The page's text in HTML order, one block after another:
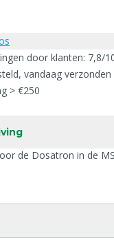
door klanten: 7,8/
vandaag verzonden
> €250
de Dosatron in de